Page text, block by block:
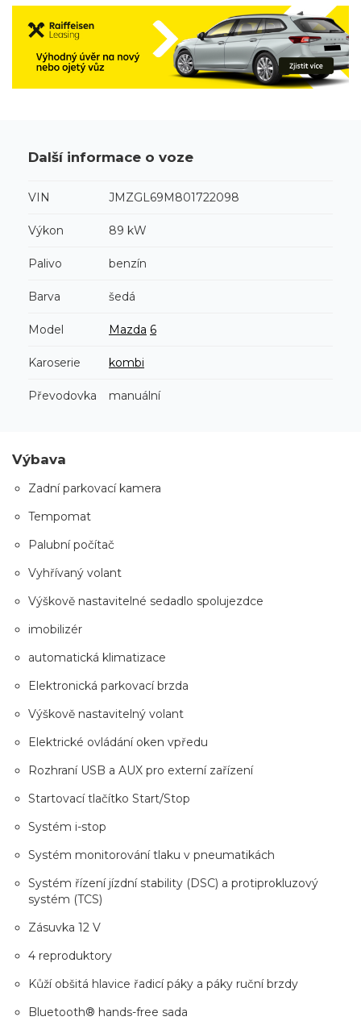
Další informace o voze
VIN JMZGL69M801722098
Výkon 89 kW
Palivo benzín
Barva šedá
Model Mazda 6
Karoserie kombi
Převodovka manuální
Výbava
Zadní parkovací kamera
Tempomat
Palubní počítač
Vyhřívaný volant
Výškově nastavitelné sedadlo spolujezdce
imobilizér
automatická klimatizace
Elektronická parkovací brzda
Výškově nastavitelný volant
Elektrické ovládání oken vpředu
Rozhraní USB a AUX pro externí zařízení
Startovací tlačítko Start/Stop
Systém i-stop
Systém monitorování tlaku v pneumatikách
Systém řízení jízdní stability (DSC) a protiprokluzový
systém (TCS)
Zásuvka 12 V
4 reproduktory
Kůží obšitá hlavice řadicí páky a páky ruční brzdy
Bluetooth® hands-free sada